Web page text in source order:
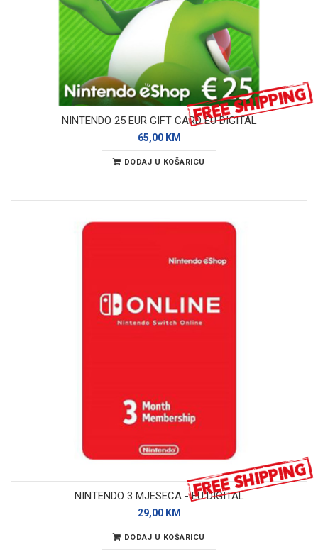
NINTENDO 25 EUR GIFT CARD EU DIGITAL
65,00 KM
DODAJ U KOŠARICU
NINTENDO 3 MJESECA - EU DIGITAL
29,00 KM
DODAJ U KOŠARICU